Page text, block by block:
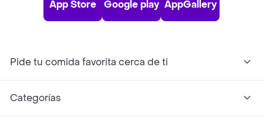
App Store Google play AppGallery
Pide tu comida favorita cerca de ti
Categorías